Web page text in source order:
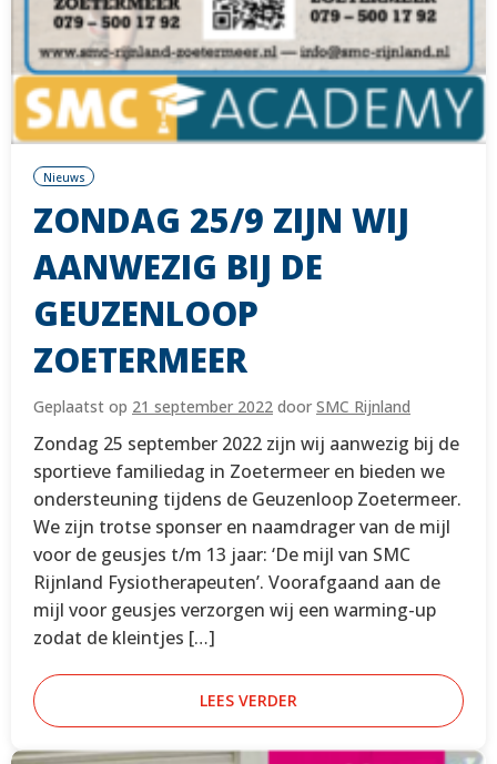
Nieuws
ZONDAG 25/9 ZIJN WIJ
AANWEZIG BIJ DE
GEUZENLOOP
ZOETERMEER
Geplaatst op 21 september 2022 door SMC Rijnland
Zondag 25 september 2022 zijn wij aanwezig bij de
sportieve familiedag in Zoetermeer en bieden we
ondersteuning tijdens de Geuzenloop Zoetermeer.
We zijn trotse sponser en naamdrager van de mijl
voor de geusjes t/m 13 jaar: ‘De mijl van SMC
Rijnland Fysiotherapeuten’. Voorafgaand aan de
mijl voor geusjes verzorgen wij een warming-up
zodat de kleintjes […]
LEES VERDER